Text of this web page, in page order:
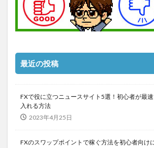
最近の投稿
FXで役に立つニュースサイト5選！初心者が最
入れる方法
2023年4月25日
FXのスワップポイントで稼ぐ方法を初心者向け